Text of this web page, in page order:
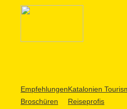
Empfehlungen
Broschüren
Katalonien
Reiseprofis